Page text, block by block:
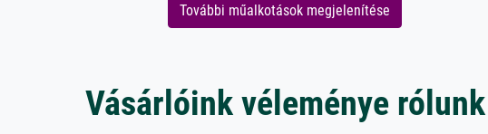
További műalkotások megjelenítése
Vásárlóink véleménye rólunk